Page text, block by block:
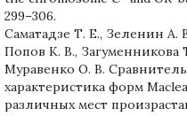
299–306.
Саматадзе Т. Е., Зеленин А.
Попов К. В.,
Муравенко О. В.
характеристика форм
различных мест